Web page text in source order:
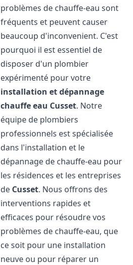
problèmes de chauffe-eau sont
fréquents et peuvent causer
beaucoup d'inconvenient. C'est
pourquoi il est essentiel de
disposer d'un plombier
expérimenté pour votre
installation et dépannage
chauffe eau Cusset. Notre
équipe de plombiers
professionnels est spécialisée
dans l'installation et le
dépannage de chauffe-eau pour
les résidences et les entreprises
de Cusset. Nous offrons des
interventions rapides et
efficaces pour résoudre vos
problèmes de chauffe-eau, que
ce soit pour une installation
neuve ou pour réparer un